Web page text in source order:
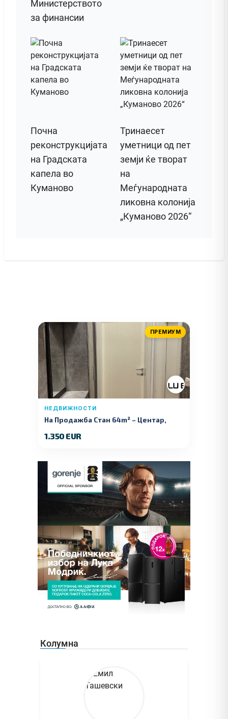
Министерството
за финансии
Почна
реконструкцијата
на Градската
капела во
Куманово
Тринаесет
уметници од пет
земји ќе творат
на
Меѓународната
ликовна колонија
„Куманово 2026“
ПРЕМИУМ
НЕДВИЖНОСТИ
На Продажба Стан 64m² – Центар,
1.350 EUR
Колумна